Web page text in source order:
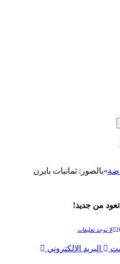
»بالصور: ثمانيات بايرن
من جديد!
لا توجد تعليقات
البريد الإلكتروني